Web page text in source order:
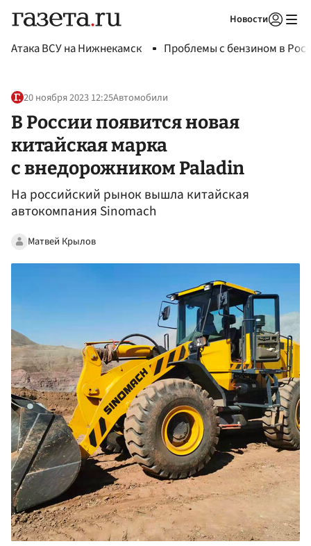
Новости
Атака ВСУ на Нижнекамск Проблемы с бензином в
20 ноября 2023 12:25Автомобили
В России появится новая
китайская марка
с внедорожником Paladin
На российский рынок вышла китайская
автокомпания Sinomach
Матвей Крылов